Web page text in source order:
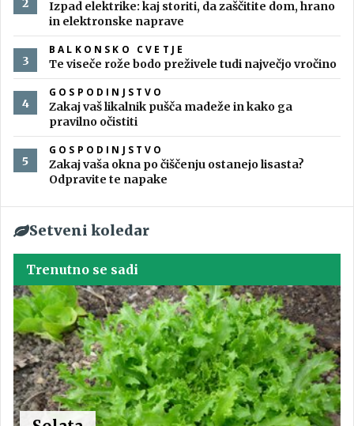
Izpad elektrike: kaj storiti, da zaščitite dom, hrano
in elektronske naprave
BALKONSKO CVETJE
Te viseče rože bodo preživele tudi največjo vročino
GOSPODINJSTVO
Zakaj vaš likalnik pušča madeže in kako ga
pravilno očistiti
GOSPODINJSTVO
Zakaj vaša okna po čiščenju ostanejo lisasta?
Odpravite te napake
Setveni koledar
Trenutno se sadi